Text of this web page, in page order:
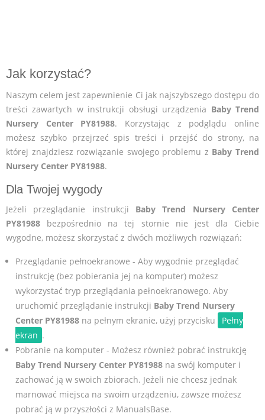
Jak korzystać?
Naszym celem jest zapewnienie Ci jak najszybszego dostępu do
treści zawartych w instrukcji obsługi urządzenia Baby Trend
Nursery Center PY81988. Korzystając z podglądu online
możesz szybko przejrzeć spis treści i przejść do strony, na
której znajdziesz rozwiązanie swojego problemu z Baby Trend
Nursery Center PY81988.
Dla Twojej wygody
Jeżeli przeglądanie instrukcji Baby Trend Nursery Center
PY81988 bezpośrednio na tej stornie nie jest dla Ciebie
wygodne, możesz skorzystać z dwóch możliwych rozwiązań:
Przeglądanie pełnoekranowe - Aby wygodnie przeglądać
instrukcję (bez pobierania jej na komputer) możesz
wykorzystać tryp przeglądania pełnoekranowego. Aby
uruchomić przeglądanie instrukcji Baby Trend Nursery
Center PY81988na pełnym ekranie, użyj przycisku
Pełny
ekran .
Pobranie na komputer - Możesz również pobrać instrukcję
Baby Trend Nursery Center PY81988na swój komputer i
zachować ją w swoich zbiorach. Jeżeli nie chcesz jednak
marnować miejsca na swoim urządzeniu, zawsze możesz
pobrać ją w przyszłości z ManualsBase.